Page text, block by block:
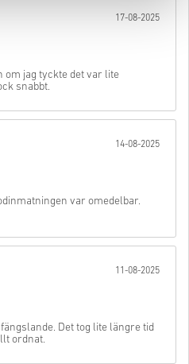
17-08-2025
om jag tyckte det var lite
snabbt.
14-08-2025
var omedelbar.
11-08-2025
Det tog lite längre tid
ordnat.